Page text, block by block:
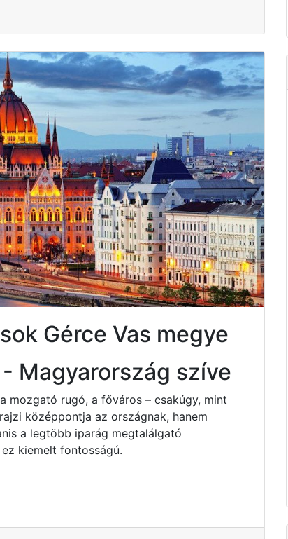
Gérce Vas megye
Magyarország szíve
mozgató rugó, a főváros – csakúgy, mint
középpontja az országnak, hanem
a legtöbb iparág megtalálgató
kiemelt fontosságú.